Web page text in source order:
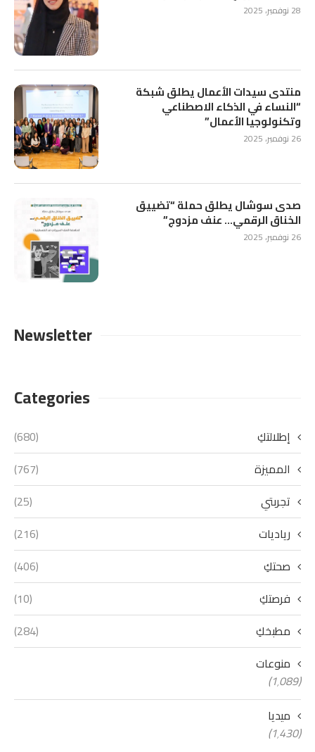
28 نوفمبر، 2025
منتدى سيدات الأعمال يطلق شبكة
“النساء في الذكاء الاصطناعي
وتكنولوجيا الأعمال”
26 نوفمبر، 2025
صدى سوشال يطلق حملة “تضييق
الخناق الرقمي… عنف مزدوج”
26 نوفمبر، 2025
Newsletter
Categories
إطلالتكِ
(680)
المميزة
(767)
تجربتي
(25)
رياديات
(216)
صحتكِ
(406)
فرصتكِ
(10)
مطبخكِ
(284)
منوعات
(1٬089)
ميديا
(1٬430)